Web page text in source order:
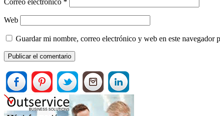
Web
Guardar mi nombre, correo electrónico y web en este navegador